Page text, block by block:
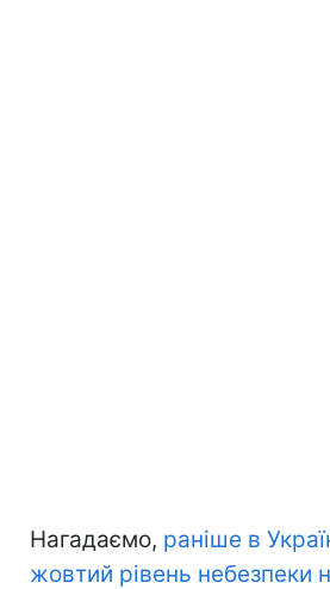
Нагадаємо, раніше в
жовтий рівень небезпеки